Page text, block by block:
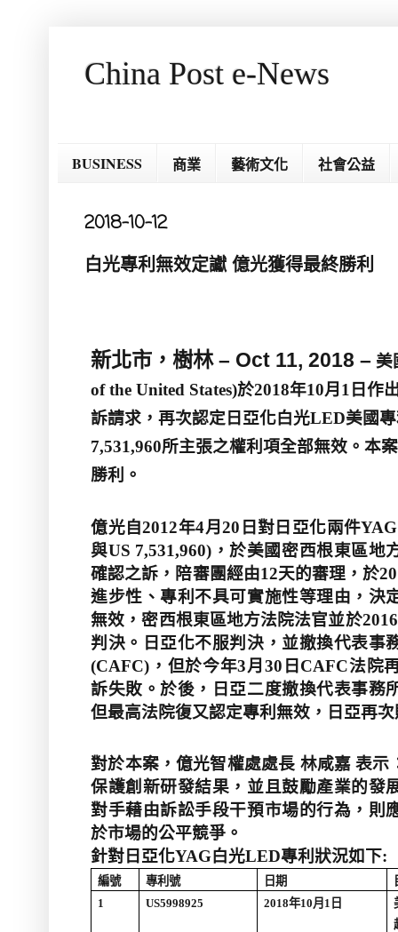
China Post e-News
BUSINESS 商業 藝術文化 社會公益
2018-10-12
白光專利無效定讞 億光獲得最終勝利
新北市，樹林– Oct 11, 2018 – 美
of the United States)於2018年10月 1 日作
訴請求，再次認定日亞化白光LED美國
7,531,960所主張之權利項全部無效。本
勝利。
億光自2012年4月20 日對日亞化兩件YAG
與US 7,531,960) ，於美國密西根東區地
確認之訴，陪審團經由12天的審理，於
進步性、專利不具可實施性等理由，決
無效，密西根東區地方法院法官並於2016
判決。日亞化不服判決，並撤換代表事
(CAFC) ，但於今年3月 30 日 CAFC法院
訴失敗。於後，日亞二度撤換代表事務
但最高法院復又認定專利無效，日亞再
對於本案，億光智權處處長 林咸嘉 表
保護創新研發結果，並且鼓勵產業的發
對手藉由訴訟手段干預市場的行為，則
於市場的公平競爭。
針對日亞化YAG白光LED專利狀況如下:
編號 專利號 日期
1
US5998925 2018年10月 1 日